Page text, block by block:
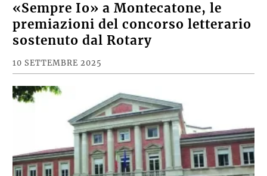
«Sempre Io» a Montecatone, le
premiazioni del concorso letterario
sostenuto dal Rotary
10 SETTEMBRE 2025